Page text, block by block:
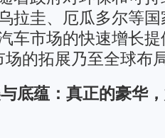
拉圭、厄瓜多尔等
车市场的快速增长
场的拓展乃至全球布
底蕴：真正的豪华